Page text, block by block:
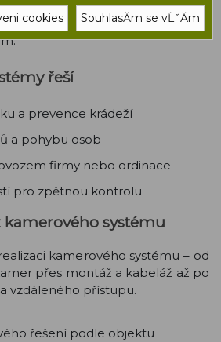
kamer u vstupu až po
systémy s více kamerami a
řeší
a prevence krádeží
a pohybu osob
firmy nebo ordinace
pro zpětnou kontrolu
systému
kamerového systému – od
přes montáž a kabeláž až po
vzdáleného přístupu.
řešení podle objektu
cookies SouhlasĂ­m se vĹˇĂ­m